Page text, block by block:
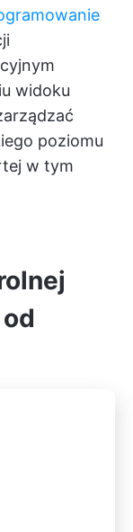
widoku
poziomu
w tym